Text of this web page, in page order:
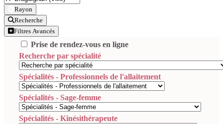
Rayon
Recherche
Filtres Avancés
Prise de rendez-vous en ligne
Recherche par spécialité
Spécialités - Professionnels de l'allaitement
Spécialités - Sage-femme
Spécialités - Kinésithérapeute